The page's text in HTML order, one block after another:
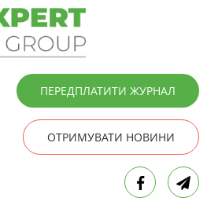
ПЕРЕДПЛАТИТИ ЖУРНАЛ
ОТРИМУВАТИ НОВИНИ